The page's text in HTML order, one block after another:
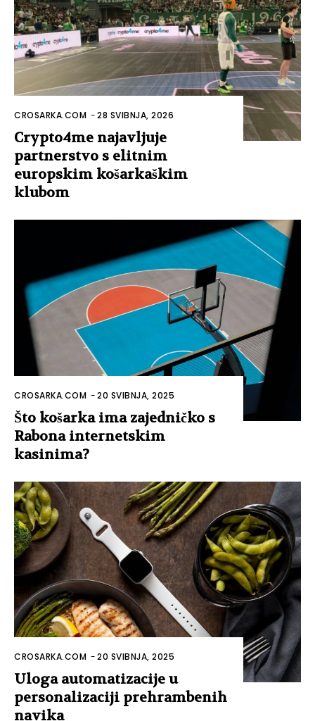
CROSARKA.COM -28 SVIBNJA, 2026
Crypto4me najavljuje
partnerstvo s elitnim
europskim košarkaškim
klubom
CROSARKA.COM -20 SVIBNJA, 2025
Što košarka ima zajedničko s
Rabona internetskim
kasinima?
CROSARKA.COM -20 SVIBNJA, 2025
Uloga automatizacije u
personalizaciji prehrambenih
navika